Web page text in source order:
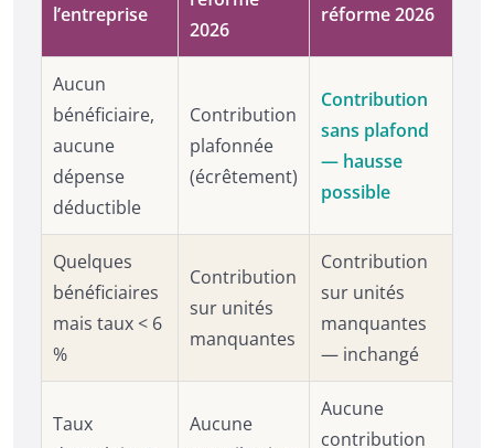
l’entreprise
2026
réforme 2026
Aucun
bénéficiaire,
aucune
dépense
déductible
Contribution
plafonnée
(écrêtement)
Contribution
sans plafond
— hausse
possible
Quelques
bénéficiaires
mais taux < 6
%
Contribution
sur unités
manquantes
Contribution
sur unités
manquantes
— inchangé
Taux
Aucune
Aucune
contribution